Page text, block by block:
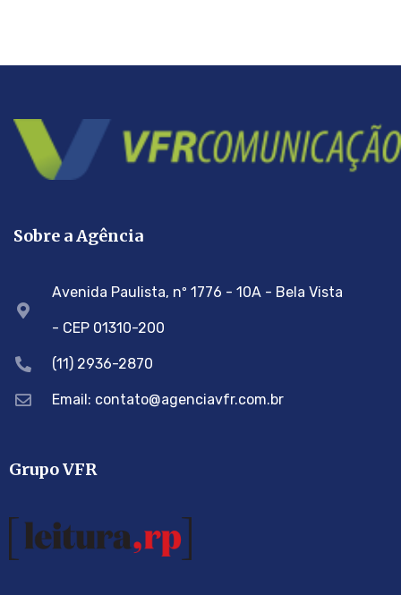
Sobre a Agência
Avenida Paulista, nº 1776 - 10A - Bela Vista
- CEP 01310-200
(11) 2936-2870
Email: contato@agenciavfr.com.br
Grupo VFR